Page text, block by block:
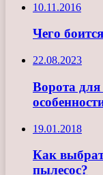
10.11.2016
Чего
22.08.2023
Ворота
19.01.2018
Как
пылесос?